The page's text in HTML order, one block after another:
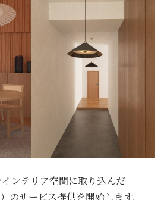
ンテリア空間に取り込んだ
のサービス提供を開始します。